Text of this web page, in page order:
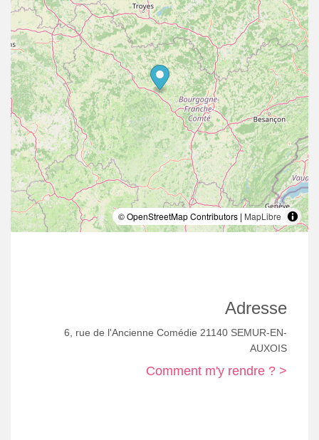
© OpenStreetMap Contributors | MapLibre
Adresse
6, rue de l'Ancienne Comédie 21140 SEMUR-EN-
AUXOIS
Comment m'y rendre ? >